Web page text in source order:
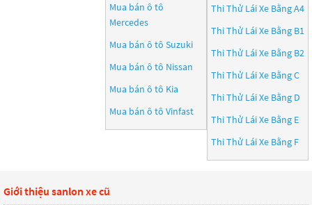
Mua bán ô tô
Mercedes
Mua bán ô tô Suzuki
Mua bán ô tô Nissan
Mua bán ô tô Kia
Mua bán ô tô Vinfast
Thi Thử Lái Xe Bằng A4
Thi Thử Lái Xe Bằng B1
Thi Thử Lái Xe Bằng B2
Thi Thử Lái Xe Bằng C
Thi Thử Lái Xe Bằng D
Thi Thử Lái Xe Bằng E
Thi Thử Lái Xe Bằng F
Giới thiệu sanlon xe cũ